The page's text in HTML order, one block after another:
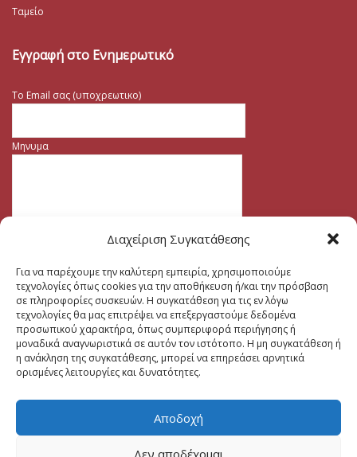
Διαχείριση Συγκατάθεσης
Για να παρέχουμε την καλύτερη εμπειρία, χρησιμοποιούμε
τεχνολογίες όπως cookies για την αποθήκευση ή/και την πρόσβαση
σε πληροφορίες συσκευών. Η συγκατάθεση για τις εν λόγω
τεχνολογίες θα μας επιτρέψει να επεξεργαστούμε δεδομένα
προσωπικού χαρακτήρα, όπως συμπεριφορά περιήγησης ή
μοναδικά αναγνωριστικά σε αυτόν τον ιστότοπο. Η μη συγκατάθεση ή
η ανάκληση της συγκατάθεσης, μπορεί να επηρεάσει αρνητικά
ορισμένες λειτουργίες και δυνατότητες.
Αποδοχή
Δεν αποδέχομαι
Ταμείο
Εγγραφή στο Ενημερωτικό
Το Email σας (υποχρεωτικο)
Μηνυμα